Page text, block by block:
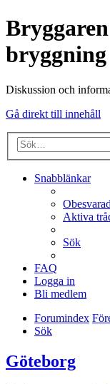
bryggning
Diskussion och
Gå direkt till innehåll
Snabblänkar
Aktiva
Sök
FAQ
Logga in
Bli medlem
Forumindex
Sök
Göteborg